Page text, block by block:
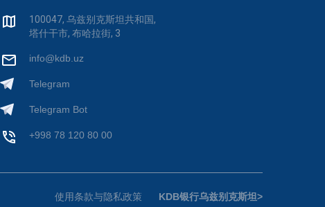
100047, 乌兹别克斯坦共和国,
塔什干市, 布哈拉街, 3
info@kdb.uz
Telegram
Telegram Bot
+998 78 120 80 00
使用条款与隐私政策 KDB银行乌兹别克斯坦>